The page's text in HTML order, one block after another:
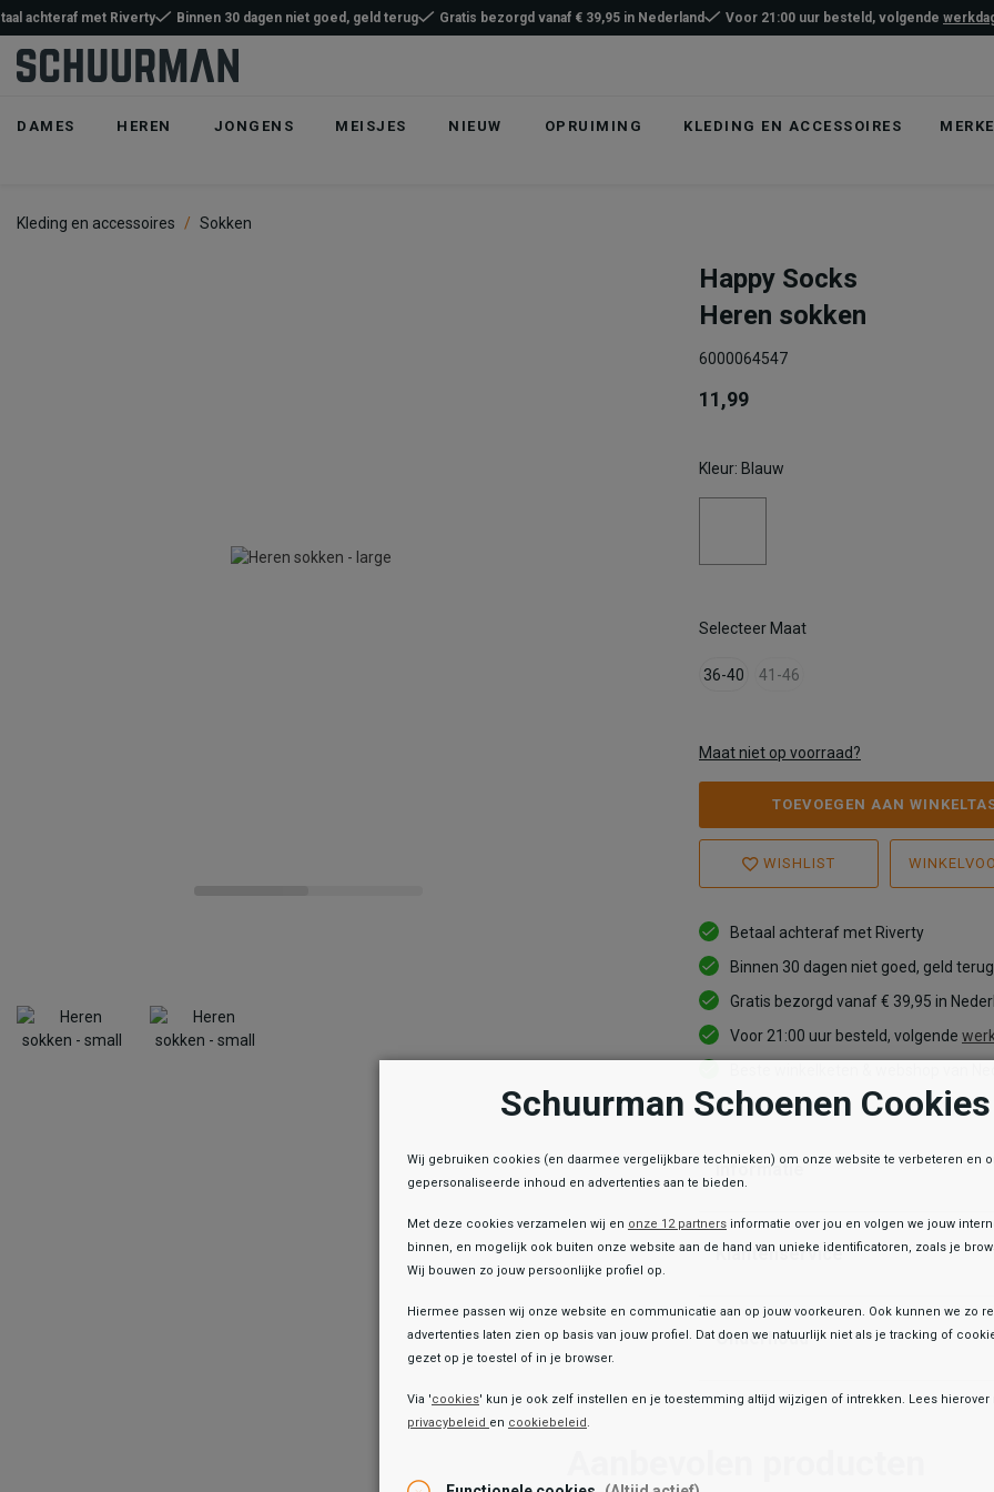
DAMES HEREN JONGENS MEISJES NIEUW OPRUIMING KLEDING EN ACCESSOIRES
achteraf met Riverty Binnen 30 dagen niet goed, geld terug Gratis bezorgd vanaf € 39,95 in Nederland Voor 21:00 uur besteld, volgende
Kleding en accessoires Sokken
Happy Socks
Heren sokken
6000064547
11,99
Kleur: Blauw
Selecteer Maat
36-40 41-46
Maat niet op voorraad?
TOEVOEGEN AAN
WISHLIST
Betaal achteraf met Riverty
Binnen 30 dagen niet goed, geld terug
Gratis bezorgd vanaf € 39,95 in
Voor 21:00 uur besteld, volgende
Beste winkelketen & webshop van
Informatie
Klantenservice
Onderhoud
Toegevoegd aan je winkeltas!
Schuurman Schoenen Cookies
Wij gebruiken cookies (en daarmee vergelijkbare technieken) om onze website te verbeteren en
gepersonaliseerde inhoud en advertenties aan te bieden.
Met deze cookies verzamelen wij en onze 12 partners informatie over jou en volgen we jouw
binnen, en mogelijk ook buiten onze website aan de hand van unieke identificatoren, zoals je
Wij bouwen zo jouw persoonlijke profiel op.
Hiermee passen wij onze website en communicatie aan op jouw voorkeuren. Ook kunnen we zo
advertenties laten zien op basis van jouw profiel. Dat doen we natuurlijk niet als je tracking of
gezet op je toestel of in je browser.
Via 'cookies' kun je ook zelf instellen en je toestemming altijd wijzigen of intrekken. Lees hierover
privacybeleid en cookiebeleid.